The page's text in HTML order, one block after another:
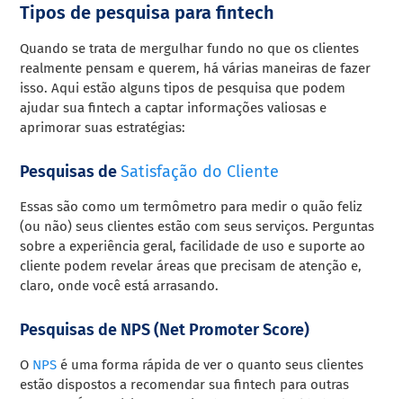
Tipos de pesquisa para fintech
Quando se trata de mergulhar fundo no que os clientes
realmente pensam e querem, há várias maneiras de fazer
isso. Aqui estão alguns tipos de pesquisa que podem
ajudar sua fintech a captar informações valiosas e
aprimorar suas estratégias:
Pesquisas deSatisfação do Cliente
Essas são como um termômetro para medir o quão feliz
(ou não) seus clientes estão com seus serviços. Perguntas
sobre a experiência geral, facilidade de uso e suporte ao
cliente podem revelar áreas que precisam de atenção e,
claro, onde você está arrasando.
Pesquisas de NPS (Net Promoter Score)
O NPS é uma forma rápida de ver o quanto seus clientes
estão dispostos a recomendar sua fintech para outras